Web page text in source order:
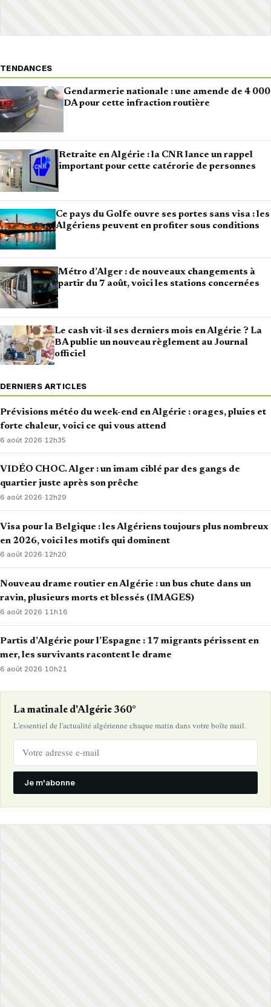
TENDANCES
Gendarmerie nationale : une amende de 4 000
DA pour cette infraction routière
Retraite en Algérie : la CNR lance un rappel
important pour cette catérorie de personnes
Ce pays du Golfe ouvre ses portes sans visa : les
Algériens peuvent en profiter sous conditions
Métro d’Alger : de nouveaux changements à
partir du 7 août, voici les stations concernées
Le cash vit-il ses derniers mois en Algérie ? La
BA publie un nouveau règlement au Journal
officiel
DERNIERS ARTICLES
Prévisions météo du week-end en Algérie : orages, pluies et
forte chaleur, voici ce qui vous attend
6 août 2026· 12h35
VIDÉO CHOC. Alger : un imam ciblé par des gangs de
quartier juste après son prêche
6 août 2026·12h29
Visa pour la Belgique : les Algériens toujours plus nombreux
en 2026, voici les motifs qui dominent
6 août 2026·12h20
Nouveau drame routier en Algérie : un bus chute dans un
ravin, plusieurs morts et blessés (IMAGES)
6 août 2026· 11h16
Partis d’Algérie pour l’Espagne : 17 migrants périssent en
mer, les survivants racontent le drame
6 août 2026·10h21
La matinale d'Algérie 360°
L'essentiel de l'actualité algérienne chaque matin dans votre boîte mail.
Je m'abonne